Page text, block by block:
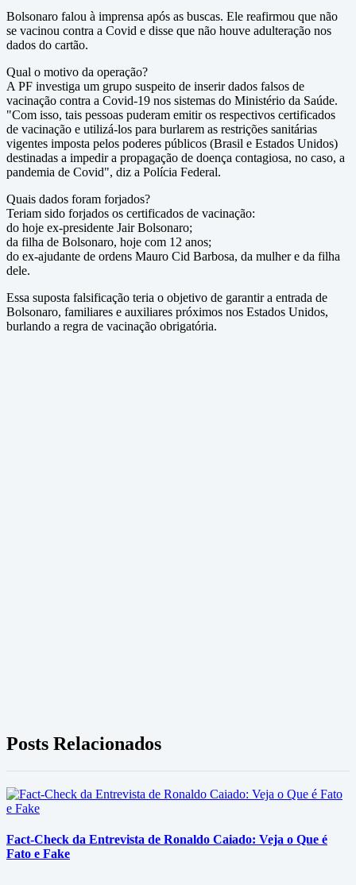
Bolsonaro falou à imprensa após as buscas. Ele reafirmou que não
se vacinou contra a Covid e disse que não houve adulteração nos
dados do cartão.
Qual o motivo da operação?
A PF investiga um grupo suspeito de inserir dados falsos de
vacinação contra a Covid-19 nos sistemas do Ministério da Saúde.
"Com isso, tais pessoas puderam emitir os respectivos certificados
de vacinação e utilizá-los para burlarem as restrições sanitárias
vigentes imposta pelos poderes públicos (Brasil e Estados Unidos)
destinadas a impedir a propagação de doença contagiosa, no caso, a
pandemia de Covid", diz a Polícia Federal.
Quais dados foram forjados?
Teriam sido forjados os certificados de vacinação:
do hoje ex-presidente Jair Bolsonaro;
da filha de Bolsonaro, hoje com 12 anos;
do ex-ajudante de ordens Mauro Cid Barbosa, da mulher e da filha
dele.
Essa suposta falsificação teria o objetivo de garantir a entrada de
Bolsonaro, familiares e auxiliares próximos nos Estados Unidos,
burlando a regra de vacinação obrigatória.
Posts Relacionados
Fact-Check da Entrevista de Ronaldo Caiado: Veja o Que é
Fato e Fake